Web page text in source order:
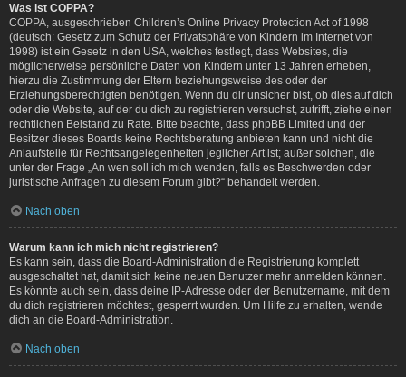
Was ist COPPA?
COPPA, ausgeschrieben Children’s Online Privacy Protection Act of 1998
(deutsch: Gesetz zum Schutz der Privatsphäre von Kindern im Internet von
1998) ist ein Gesetz in den USA, welches festlegt, dass Websites, die
möglicherweise persönliche Daten von Kindern unter 13 Jahren erheben,
hierzu die Zustimmung der Eltern beziehungsweise des oder der
Erziehungsberechtigten benötigen. Wenn du dir unsicher bist, ob dies auf dich
oder die Website, auf der du dich zu registrieren versuchst, zutrifft, ziehe einen
rechtlichen Beistand zu Rate. Bitte beachte, dass phpBB Limited und der
Besitzer dieses Boards keine Rechtsberatung anbieten kann und nicht die
Anlaufstelle für Rechtsangelegenheiten jeglicher Art ist; außer solchen, die
unter der Frage „An wen soll ich mich wenden, falls es Beschwerden oder
juristische Anfragen zu diesem Forum gibt?“ behandelt werden.
Nach oben
Warum kann ich mich nicht registrieren?
Es kann sein, dass die Board-Administration die Registrierung komplett
ausgeschaltet hat, damit sich keine neuen Benutzer mehr anmelden können.
Es könnte auch sein, dass deine IP-Adresse oder der Benutzername, mit dem
du dich registrieren möchtest, gesperrt wurden. Um Hilfe zu erhalten, wende
dich an die Board-Administration.
Nach oben